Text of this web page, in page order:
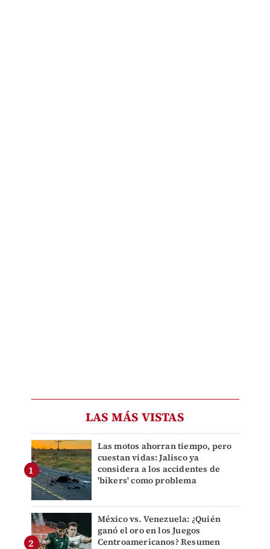
LAS MÁS VISTAS
Las motos ahorran tiempo, pero
cuestan vidas: Jalisco ya
considera a los accidentes de
'bikers' como problema
México vs. Venezuela: ¿Quién
ganó el oro en los Juegos
Centroamericanos? Resumen